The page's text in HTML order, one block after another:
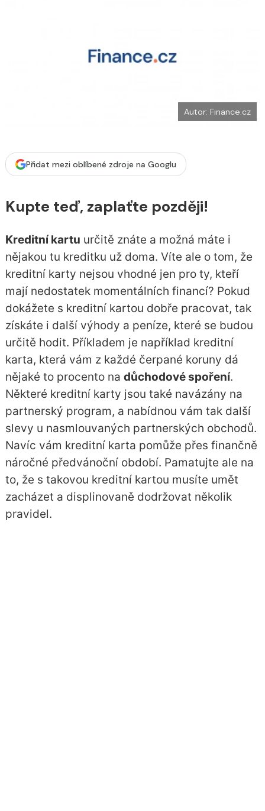
Autor: Finance.cz
Přidat mezi oblíbené zdroje na Googlu
Kupte teď, zaplaťte později!
Kreditní kartu určitě znáte a možná máte i
nějakou tu kreditku už doma. Víte ale o tom, že
kreditní karty nejsou vhodné jen pro ty, kteří
mají nedostatek momentálních financí? Pokud
dokážete s kreditní kartou dobře pracovat, tak
získáte i další výhody a peníze, které se budou
určitě hodit. Příkladem je například kreditní
karta, která vám z každé čerpané koruny dá
nějaké to procento na důchodové spoření.
Některé kreditní karty jsou také navázány na
partnerský program, a nabídnou vám tak další
slevy u nasmlouvaných partnerských obchodů.
Navíc vám kreditní karta pomůže přes finančně
náročné předvánoční období. Pamatujte ale na
to, že s takovou kreditní kartou musíte umět
zacházet a displinovaně dodržovat několik
pravidel.